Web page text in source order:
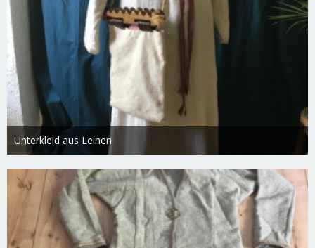
Unterkleid aus Leinen
Swietlana
27. Februar 2019
1.915
0 0